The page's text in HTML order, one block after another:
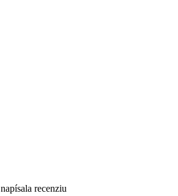
napísala recenziu